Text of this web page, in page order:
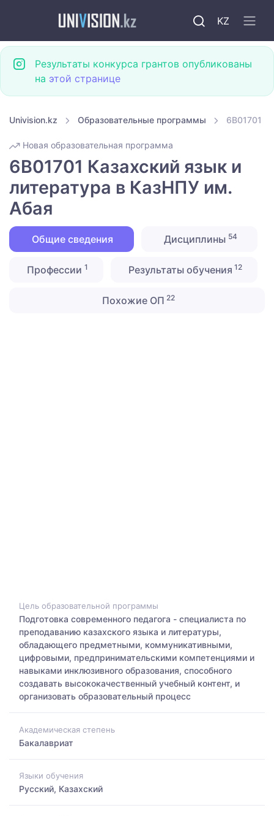
KZ
Результаты конкурса грантов опубликованы
на этой странице
Univision.kz Образовательные программы 6B01701
Новая образовательная программа
6B01701 Казахский язык и
литература в КазНПУ им.
Абая
Общие сведения Дисциплины 54
Профессии 1 Результаты обучения 12
Похожие ОП 22
Цель образовательной программы
Подготовка современного педагога - специалиста по
преподаванию казахского языка и литературы,
обладающего предметными, коммуникативными,
цифровыми, предпринимательскими компетенциями и
навыками инклюзивного образования, способного
создавать высококачественный учебный контент, и
организовать образовательный процесс
Академическая степень
Бакалавриат
Языки обучения
Русский, Казахский